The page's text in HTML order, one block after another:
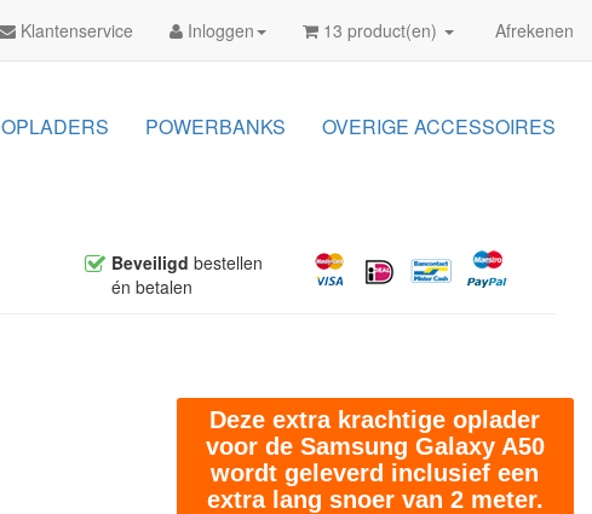
Klantenservice Inloggen 13 product(en) Afrekenen
OPLADERS POWERBANKS OVERIGE ACCESSOIRES
Beveiligd bestellen
én betalen
Deze extra krachtige oplader
voor de Samsung Galaxy A50
wordt geleverd inclusief een
extra lang snoer van 2 meter.